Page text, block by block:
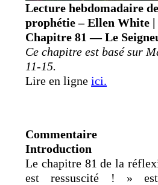
Lecture hebdomadaire
prophétie – Ellen White |
Chapitre 81 — Le
Ce chapitre est basé sur
11-15.
Lire en ligneici.
Commentaire
Introduction
Le chapitre 81 de la
est ressuscité ! » est